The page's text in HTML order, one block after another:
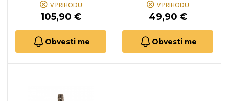
V PRIHODU
105,90 €
Obvesti me
V PRIHODU
49,90 €
Obvesti me